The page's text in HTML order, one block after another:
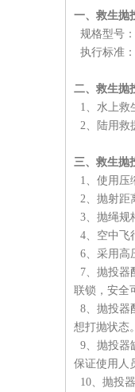
一、救生抛
规格型号
执行标准
二、 救生抛
1、水上救
2、陆用救
三、 救生抛
1、使用压
2、抛射距
3、抛绳规
4、空中飞
6、采用高
7、抛投器
联锁，安全
8、抛投器
想打抛状态
9、抛投器
保证使用人
10、抛投